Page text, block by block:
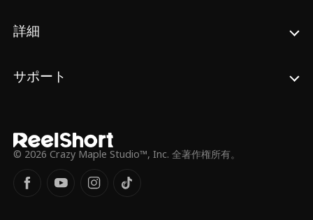
詳細
サポート
© 2026 Crazy Maple Studio™, Inc. 全著作権所有。